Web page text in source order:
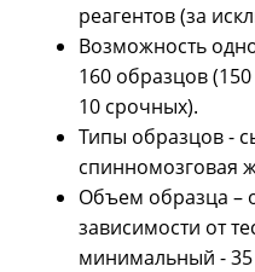
реагентов (за
Возможность
160 образцов
10 срочных).
Типы образцов -
спинномозговая
Объем образца –
зависимости от
минимальный - 35